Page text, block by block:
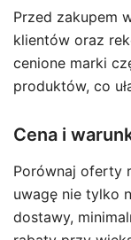
Przed zakupem
klientów oraz
cenione marki
produktów, co
Cena i
Porównaj oferty
uwagę nie tylko
dostawy,